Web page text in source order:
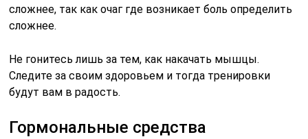
сложнее, так как очаг где возникает боль определить
сложнее.
Не гонитесь лишь за тем, как накачать мышцы.
Следите за своим здоровьем и тогда тренировки
будут вам в радость.
Гормональные средства